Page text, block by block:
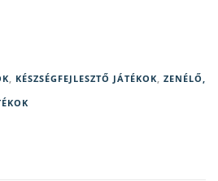
, KÉSZSÉGFEJLESZTŐ JÁTÉKOK, ZENÉLŐ,